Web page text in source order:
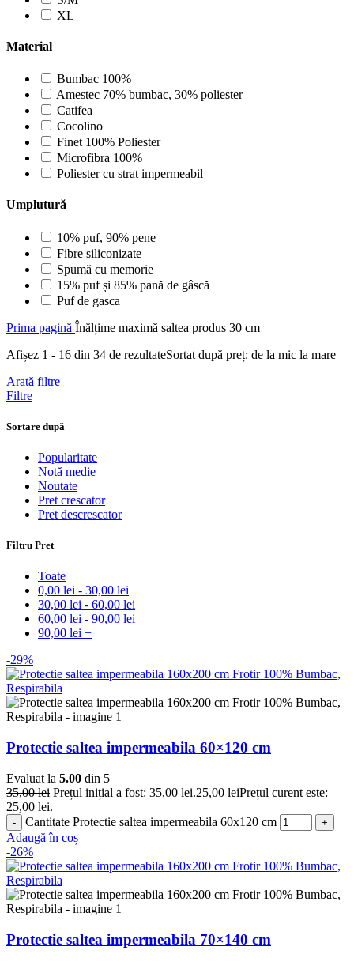
XL
Material
Bumbac 100%
Amestec 70% bumbac, 30% poliester
Catifea
Cocolino
Finet 100% Poliester
Microfibra 100%
Poliester cu strat impermeabil
Umplutură
10% puf, 90% pene
Fibre siliconizate
Spumă cu memorie
15% puf și 85% pană de gâscă
Puf de gasca
Prima pagină Înălțime maximă saltea produs 30 cm
Afișez 1 - 16 din 34 de rezultateSortat după preț: de la mic la mare
Arată filtre
Filtre
Sortare după
Popularitate
Notă medie
Noutate
Pret crescator
Pret descrescator
Filtru Pret
Toate
0,00 lei - 30,00 lei
30,00 lei - 60,00 lei
60,00 lei - 90,00 lei
90,00 lei +
-29%
Protectie saltea impermeabila 60×120 cm
Evaluat la 5.00 din 5
35,00lei Prețul inițial a fost: 35,00 lei.25,00 leiPrețul curent este:
25,00 lei.
Cantitate Protectie saltea impermeabila 60x120 cm
Adaugă în coș
-26%
Protectie saltea impermeabila 70×140 cm